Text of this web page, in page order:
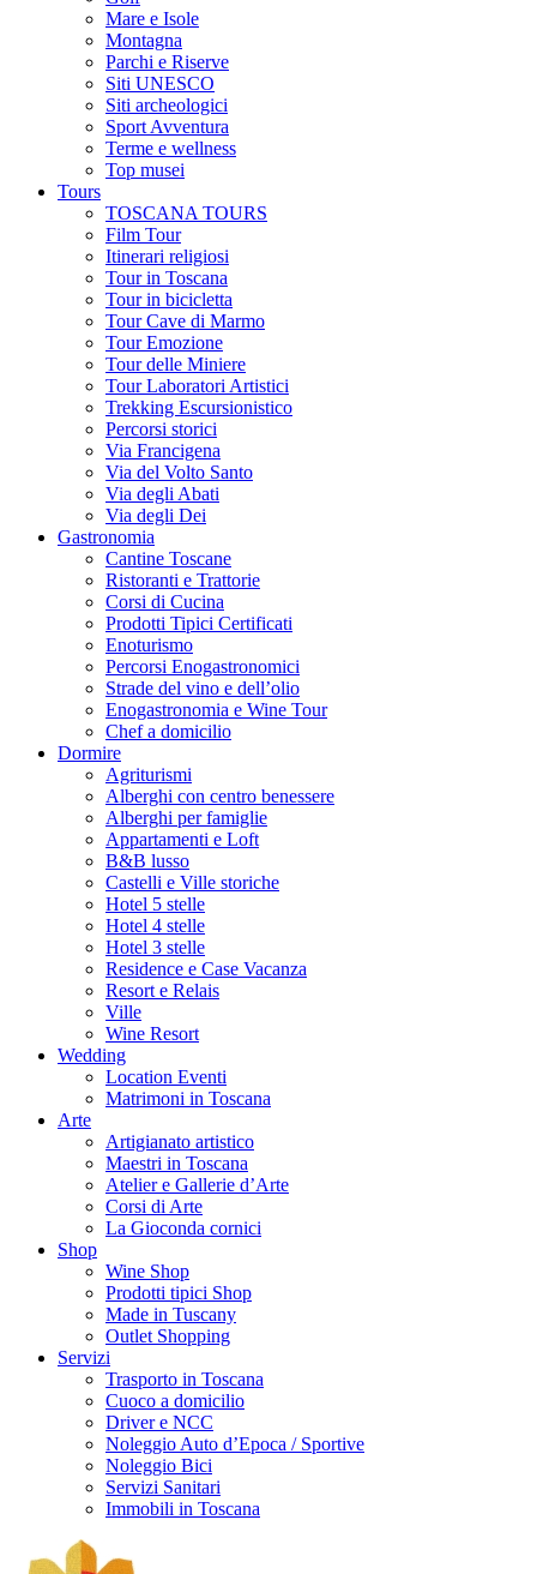
Mare e Isole
Montagna
Parchi e Riserve
Siti UNESCO
Siti archeologici
Sport Avventura
Terme e wellness
Top musei
Tours
TOSCANA TOURS
Film Tour
Itinerari religiosi
Tour in Toscana
Tour in bicicletta
Tour Cave di Marmo
Tour Emozione
Tour delle Miniere
Tour Laboratori Artistici
Trekking Escursionistico
Percorsi storici
Via Francigena
Via del Volto Santo
Via degli Abati
Via degli Dei
Gastronomia
Cantine Toscane
Ristoranti e Trattorie
Corsi di Cucina
Prodotti Tipici Certificati
Enoturismo
Percorsi Enogastronomici
Strade del vino e dell’olio
Enogastronomia e Wine Tour
Chef a domicilio
Dormire
Agriturismi
Alberghi con centro benessere
Alberghi per famiglie
Appartamenti e Loft
B&B lusso
Castelli e Ville storiche
Hotel 5 stelle
Hotel 4 stelle
Hotel 3 stelle
Residence e Case Vacanza
Resort e Relais
Ville
Wine Resort
Wedding
Location Eventi
Matrimoni in Toscana
Arte
Artigianato artistico
Maestri in Toscana
Atelier e Gallerie d’Arte
Corsi di Arte
La Gioconda cornici
Shop
Wine Shop
Prodotti tipici Shop
Made in Tuscany
Outlet Shopping
Servizi
Trasporto in Toscana
Cuoco a domicilio
Driver e NCC
Noleggio Auto d’Epoca / Sportive
Noleggio Bici
Servizi Sanitari
Immobili in Toscana